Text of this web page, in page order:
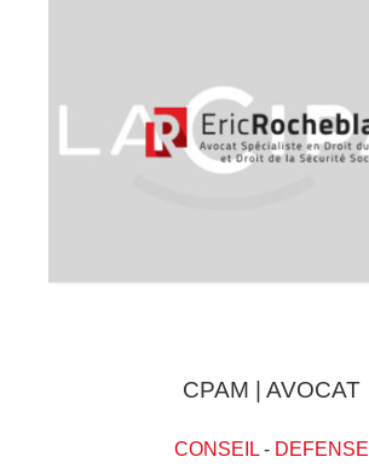
CPAM | AVOCAT
CONSEIL- DEFENSE